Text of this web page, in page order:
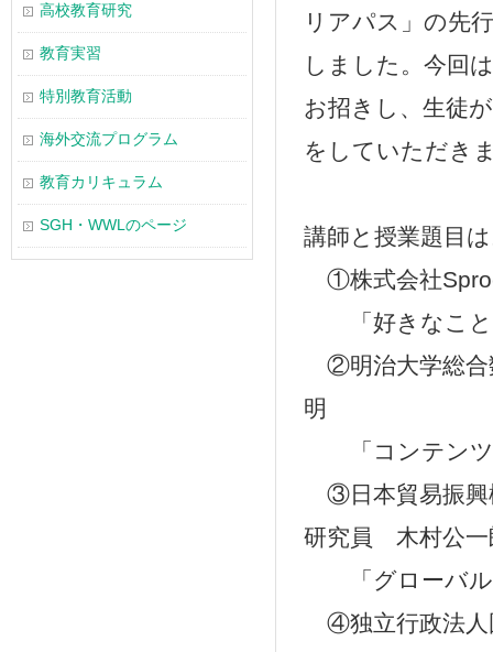
リアパス」の先
しました。今回
お招きし、生徒
をしていただき
講師と授業題目
①株式会社
「好きなこと
②明治大学総合
明
「コンテンツ
③日本貿易振興
研究員 木村公一
「グローバル
④独立行政法人
高校教育研究
教育実習
特別教育活動
海外交流プログラム
教育カリキュラム
SGH・WWLのページ